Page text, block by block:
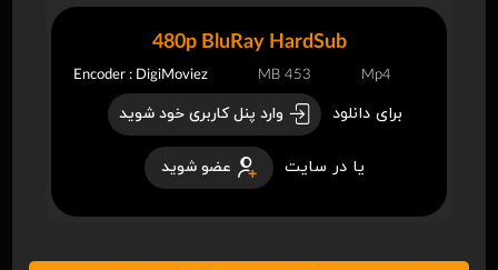
برای دانلود وارد پنل کاربری خود شوید
یا در سایت عضو شوید
480p BluRay HardSub
Encoder : DigiMoviez 453 MB Mp4